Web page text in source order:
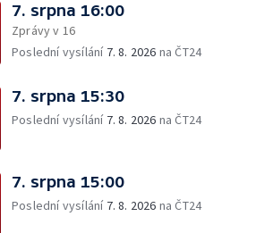
7. srpna 16:00
Zprávy v 16
Poslední vysílání 7. 8. 2026 na ČT24
7. srpna 15:30
Poslední vysílání 7. 8. 2026 na ČT24
7. srpna 15:00
Poslední vysílání 7. 8. 2026 na ČT24